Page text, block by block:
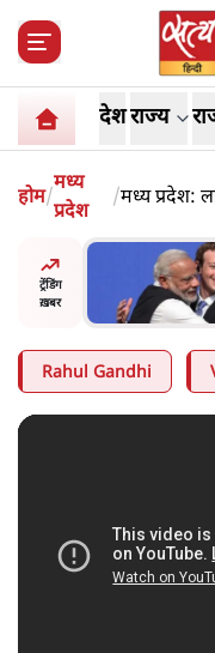
देशराज्य
होम/
मध्य
प्रदेश
/मध्य प्रदेश:
ट्रेंडिंग
ख़बर
Rahul Gandhi